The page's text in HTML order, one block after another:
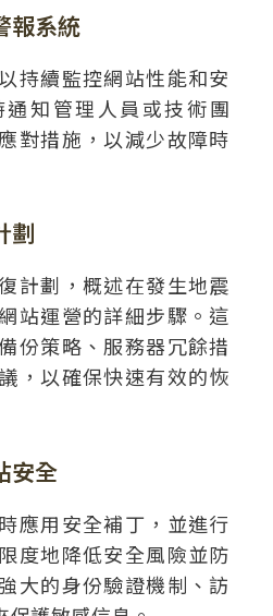
報系統
持續監控網站性能和安
知管理人員或技術團
對措施，以減少故障時
劃
計劃，概述在發生地震
站運營的詳細步驟。這
份策略、服務器冗餘措
，以確保快速有效的恢
安全
應用安全補丁，並進行
度地降低安全風險並防
大的身份驗證機制、訪